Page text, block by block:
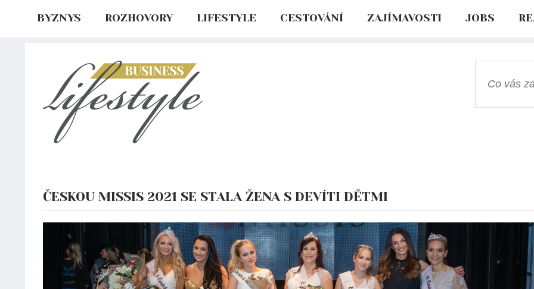
BYZNYS ROZHOVORY LIFESTYLE CESTOVÁNÍ ZAJÍMAVOSTI JOBS
ČESKOU MISSIS 2021 SE STALA ŽENA S DEVÍTI DĚTMI